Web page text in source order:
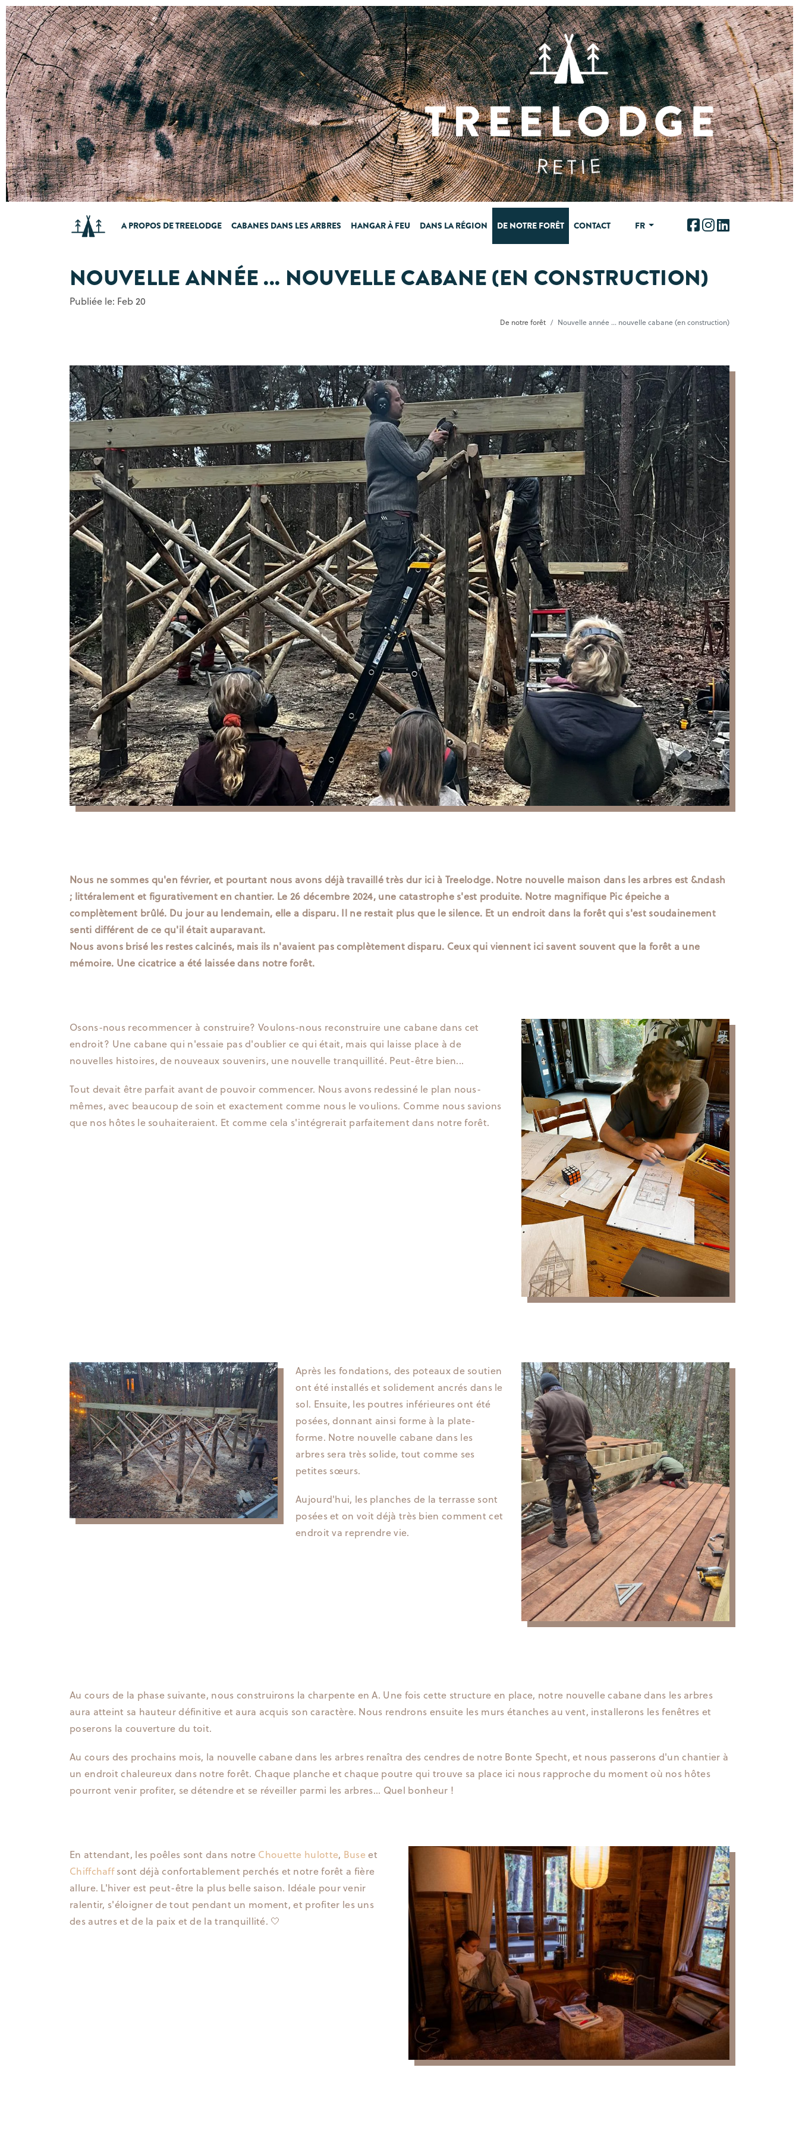
A PROPOS DE TREELODGE CABANES DANS LES ARBRES HANGAR À FEU DANS LA RÉGION DE NOTRE FORÊT CONTACT FR
NOUVELLE ANNÉE ... NOUVELLE CABANE (EN CONSTRUCTION)
Publiée le: Feb 20
De notre forêt Nouvelle année ... nouvelle cabane (en construction)
Nous ne sommes qu'en février, et pourtant nous avons déjà travaillé très dur ici à Treelodge. Notre nouvelle maison dans les arbres est &ndash
; littéralement et figurativement en chantier. Le 26 décembre 2024, une catastrophe s'est produite. Notre magnifique Pic épeiche a
complètement brûlé. Du jour au lendemain, elle a disparu. Il ne restait plus que le silence. Et un endroit dans la forêt qui s'est soudainement
senti différent de ce qu'il était auparavant.
Nous avons brisé les restes calcinés, mais ils n'avaient pas complètement disparu. Ceux qui viennent ici savent souvent que la forêt a une
mémoire. Une cicatrice a été laissée dans notre forêt.
Osons-nous recommencer à construire? Voulons-nous reconstruire une cabane dans cet
endroit? Une cabane qui n'essaie pas d'oublier ce qui était, mais qui laisse place à de
nouvelles histoires, de nouveaux souvenirs, une nouvelle tranquillité. Peut-être bien...
Tout devait être parfait avant de pouvoir commencer. Nous avons redessiné le plan nous-
mêmes, avec beaucoup de soin et exactement comme nous le voulions. Comme nous savions
que nos hôtes le souhaiteraient. Et comme cela s'intégrerait parfaitement dans notre forêt.
Après les fondations, des poteaux de soutien
ont été installés et solidement ancrés dans le
sol. Ensuite, les poutres inférieures ont été
posées, donnant ainsi forme à la plate-
forme. Notre nouvelle cabane dans les
arbres sera très solide, tout comme ses
petites sœurs.
Aujourd'hui, les planches de la terrasse sont
posées et on voit déjà très bien comment cet
endroit va reprendre vie.
Au cours de la phase suivante, nous construirons la charpente en A. Une fois cette structure en place, notre nouvelle cabane dans les arbres
aura atteint sa hauteur définitive et aura acquis son caractère. Nous rendrons ensuite les murs étanches au vent, installerons les fenêtres et
poserons la couverture du toit.
Au cours des prochains mois, la nouvelle cabane dans les arbres renaîtra des cendres de notre Bonte Specht, et nous passerons d'un chantier à
un endroit chaleureux dans notre forêt. Chaque planche et chaque poutre qui trouve sa place ici nous rapproche du moment où nos hôtes
pourront venir profiter, se détendre et se réveiller parmi les arbres... Quel bonheur !
En attendant, les poêles sont dans notre Chouette hulotte, Buseet
Chiffchaffsont déjà confortablement perchés et notre forêt a fière
allure. L'hiver est peut-être la plus belle saison. Idéale pour venir
ralentir, s'éloigner de tout pendant un moment, et profiter les uns
des autres et de la paix et de la tranquillité. 🤍